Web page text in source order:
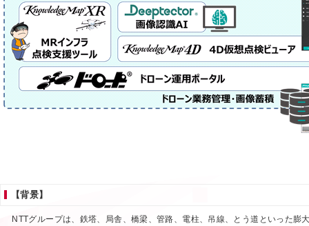
【背景】
NTTグループは、鉄塔、局舎、橋梁、管路、電柱、吊線、とう道といった膨